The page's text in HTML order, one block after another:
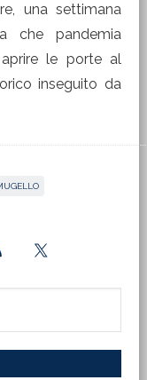
una settimana
che pandemia
le porte al
inseguito da